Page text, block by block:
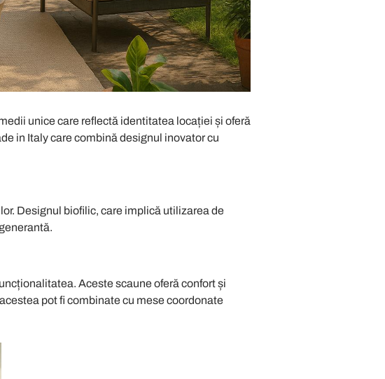
unice care reflectă identitatea locației și oferă
in Italy care combină designul inovator cu
Designul biofilic, care implică utilizarea de
Aceste scaune oferă confort și
pot fi combinate cu mese coordonate